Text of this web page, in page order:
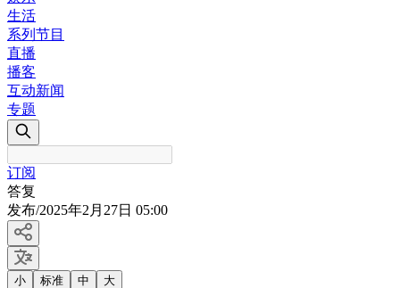
生活
系列节目
直播
播客
互动新闻
专题
订阅
答复
发布/2025年2月27日 05:00
小 标准 中 大